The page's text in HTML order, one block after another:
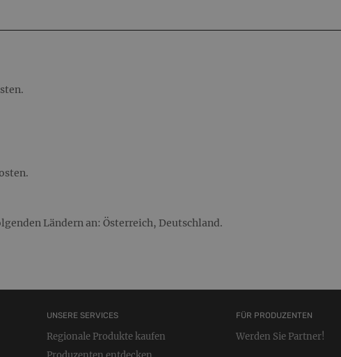
Ländern an: Österreich, Deutschland.
UNSERE SERVICES
Regionale Produkte kaufen
FÜR PRODUZENTEN
Werden Sie Partner!